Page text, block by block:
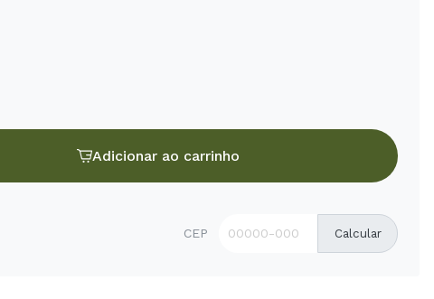
Adicionar ao carrinho
CEP Calcular